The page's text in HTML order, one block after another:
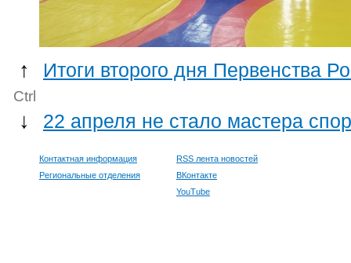
↑ Итоги второго дня Первенства
Ctrl
↓ 22 апреля не стало мастера
Контактная информация
Региональные отделения
RSS лента новостей
ВКонтакте
YouTube